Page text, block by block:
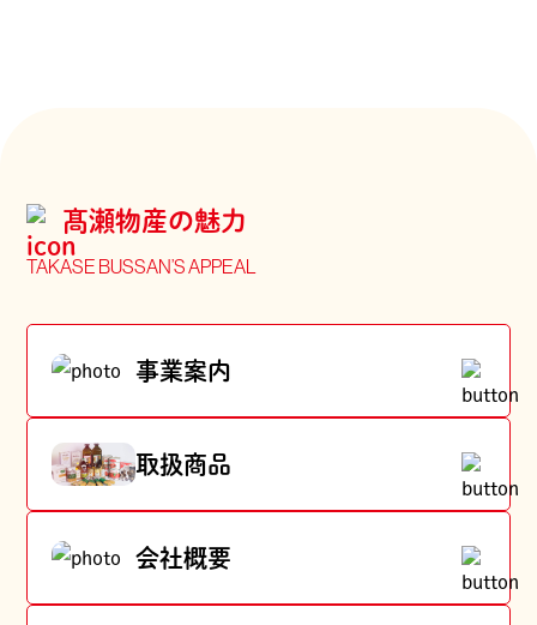
髙瀬物産の魅力
TAKASE BUSSAN’S APPEAL
事業案内
取扱商品
会社概要